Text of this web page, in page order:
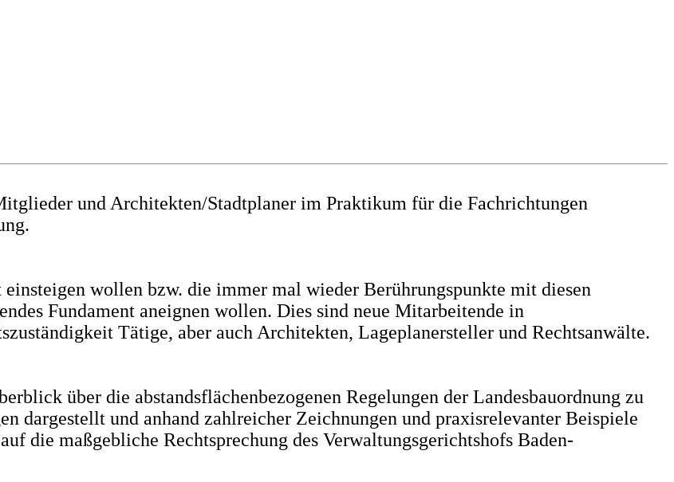
und Architekten/Stadtplaner im Praktikum für die Fachrichtungen
wollen bzw. die immer mal wieder Berührungspunkte mit diesen
Fundament aneignen wollen. Dies sind neue Mitarbeitende in
Tätige, aber auch Architekten, Lageplanersteller und Rechtsanwälte.
über die abstandsflächenbezogenen Regelungen der Landesbauordnung zu
dargestellt und anhand zahlreicher Zeichnungen und praxisrelevanter Beispiele
die maßgebliche Rechtsprechung des Verwaltungsgerichtshofs Baden-